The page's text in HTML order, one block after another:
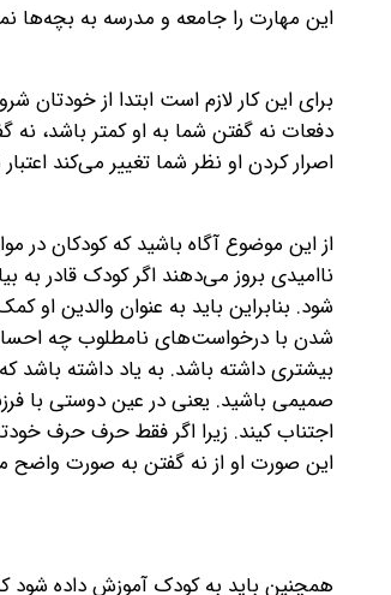
این مهارت را جامعه و مدرسه به بچه‌ها
برای این کار لازم است ابتدا از خودتان
دفعات نه گفتن شما به او کمتر باشد، نه
اصرار کردن او نظر شما تغییر می‌کند
از این موضوع آگاه باشید که کودکان
ناامیدی بروز می‌دهند اگر کودک قادر
شود. بنابراین باید به عنوان والدین او
شدن با درخواست‌های نامطلوب چه
بیشتری داشته باشد. به یاد داشته باشد
صمیمی باشید. یعنی در عین دوستی با
اجتناب کیند. زیرا اگر فقط حرف حرف
این صورت او از نه گفتن به صورت واضح
همچنین باید به کودک آموزش داده شود